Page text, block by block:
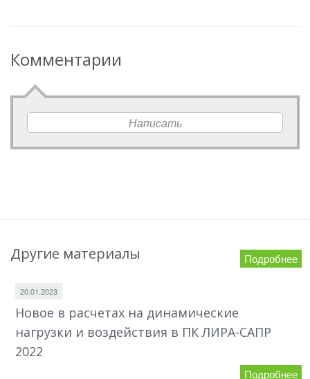
Комментарии
Написать
Другие материалы Подробнее
20.01.2023
Новое в расчетах на динамические
нагрузки и воздействия в ПК ЛИРА-САПР
2022
Подробнее